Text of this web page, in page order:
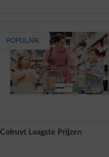
POPULAIR
Colruyt Laagste Prijzen